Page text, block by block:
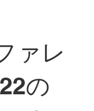
ァレ
の